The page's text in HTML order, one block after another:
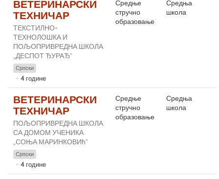
ВЕТЕРИНАРСКИ
ТЕХНИЧАР
ТЕКСТИЛНО-
ТЕХНОЛОШКА И
ПОЉОПРИВРЕДНА ШКОЛА
„ДЕСПОТ ЂУРАЂ”
Српски
4 године
Средње
стручно
образовање
Средња
школа
ВЕТЕРИНАРСКИ
ТЕХНИЧАР
ПОЉОПРИВРЕДНА ШКОЛА
СА ДОМОМ УЧЕНИКА
„СОЊА МАРИНКОВИћ”
Српски
4 године
Средње
стручно
образовање
Средња
школа